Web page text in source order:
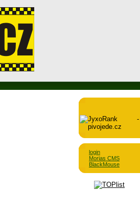
login
Morias CMS
BlackMouse